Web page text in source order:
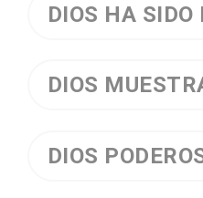
DIOS HA SIDO
DIOS
DIOS